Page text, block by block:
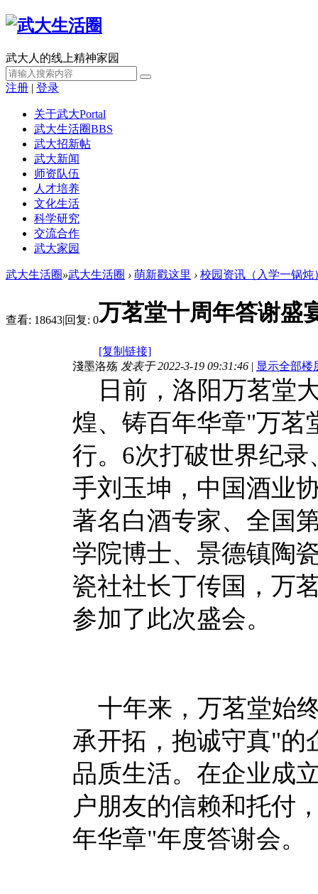
武大人的线上精神家园
注册 | 登录
关于武大Portal
武大生活圈BBS
武大招新帖
武大新闻
师资队伍
人才培养
文化生活
科学研究
交流合作
武大家园
武大生活圈»武大生活圈 › 萌新戳这里 › 校园资讯（入学一锅炖
查看: 18643|回复: 0万茗堂十周年答谢盛
[复制链接]
淺墨洛殇 发表于 2022-3-19 09:31:46 | 显示全部楼
日前，洛阳万茗堂
煌、铸百年华章"万茗
行。6次打破世界纪
手刘玉坤，中国酒业
著名白酒专家、全国
学院博士、景德镇陶
瓷社社长丁传国，万
参加了此次盛会。
十年来，万茗堂始
承开拓，抱诚守真"的
品质生活。在企业成
户朋友的信赖和托付
年华章"年度答谢会。